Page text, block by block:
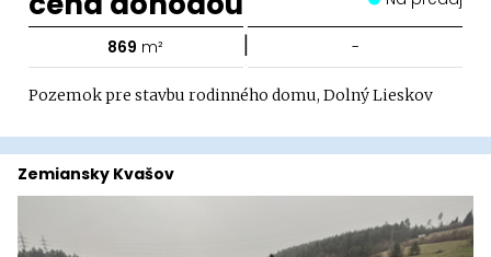
869 m² | -
Pozemok pre stavbu rodinného domu, Dolný Lieskov
Zemiansky Kvašov